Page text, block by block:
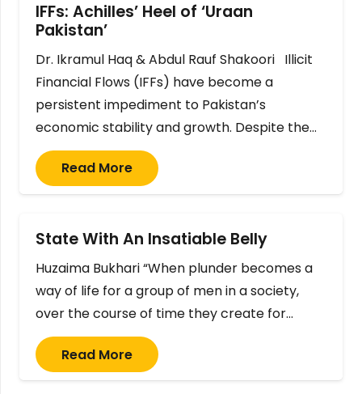
IFFs: Achilles’ Heel of ‘Uraan
Pakistan’
Dr. Ikramul Haq & Abdul Rauf Shakoori Illicit
Financial Flows (IFFs) have become a
persistent impediment to Pakistan’s
economic stability and growth. Despite the…
Read More
State With An Insatiable Belly
Huzaima Bukhari “When plunder becomes a
way of life for a group of men in a society,
over the course of time they create for…
Read More